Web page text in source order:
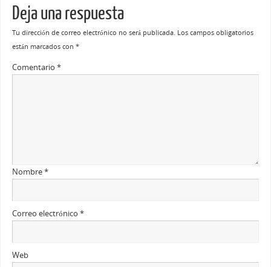
Deja una respuesta
Tu dirección de correo electrónico no será publicada. Los campos obligatorios
están marcados con *
Comentario *
Nombre*
Correo electrónico *
Web